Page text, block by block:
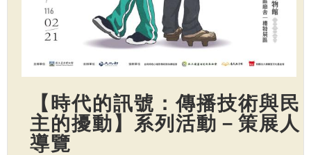
【時代的訊號：傳播技術與民
主的擾動】系列活動－策展人
導覽